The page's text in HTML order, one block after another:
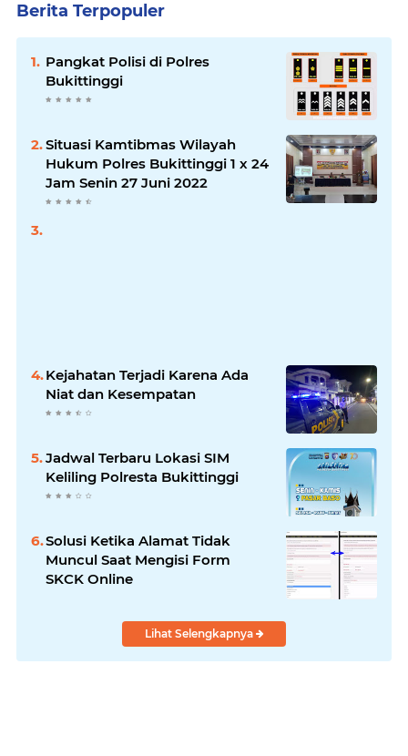
Berita Terpopuler
Pangkat Polisi di Polres
Bukittinggi
Situasi Kamtibmas Wilayah
Hukum Polres Bukittinggi 1 x 24
Jam Senin 27 Juni 2022
Kejahatan Terjadi Karena Ada
Niat dan Kesempatan
Jadwal Terbaru Lokasi SIM
Keliling Polresta Bukittinggi
Solusi Ketika Alamat Tidak
Muncul Saat Mengisi Form
SKCK Online
Lihat Selengkapnya